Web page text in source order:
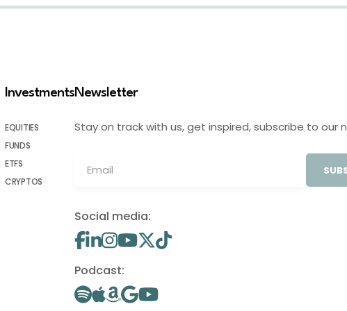
Investments
EQUITIES
FUNDS
ETFS
CRYPTOS
Newsletter
Stay on track with us, get inspired, subscribe to our
Social media:
Podcast: